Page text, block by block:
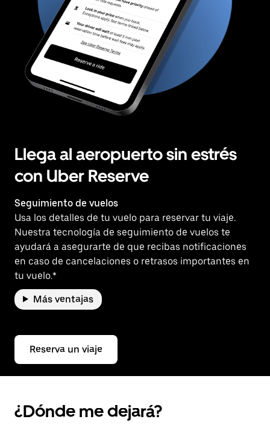
Llega al aeropuerto sin estrés
con Uber Reserve
Seguimiento de vuelos
Usa los detalles de tu vuelo para reservar tu viaje.
Nuestra tecnología de seguimiento de vuelos te
ayudará a asegurarte de que recibas notificaciones
en caso de cancelaciones o retrasos importantes en
tu vuelo.*
Más ventajas
Reserva un viaje
¿Dónde me dejará?